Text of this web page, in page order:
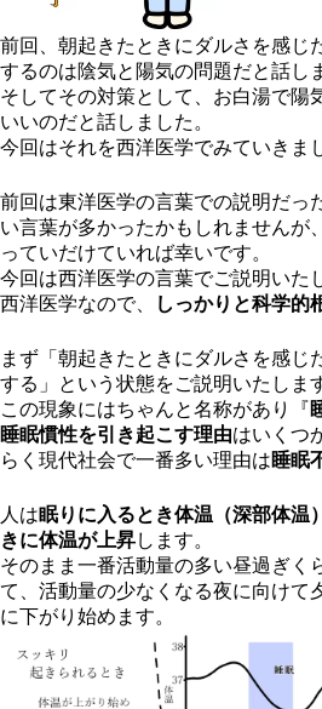
前回、朝起きたときにダルさを感じ
するのは陰気と陽気の問題だと話し
そしてその対策として、お白湯で陽
いいのだと話しました。
今回はそれを西洋医学でみていきま
前回は東洋医学の言葉での説明だっ
い言葉が多かったかもしれませんが
っていだけていれば幸いです。
今回は西洋医学の言葉でご説明いた
西洋医学なので、
しっかりと科学的
まず「朝起きたときにダルさを感じ
する」という状態をご説明いたしま
この現象にはちゃんと名称があり『
睡眠慣性を引き起こす理由はいくつ
らく現代社会で一番多い理由は睡眠
人は眠りに入るとき体温（深部体温
きに体温が上昇します。
そのまま一番活動量の多い昼過ぎく
て、活動量の少なくなる夜に向けて
に下がり始めます。